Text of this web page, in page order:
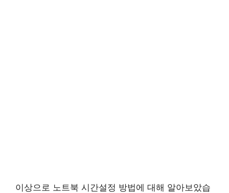
이상으로 노트북 시간설정 방법에 대해 알아보았습